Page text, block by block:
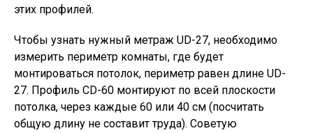
этих профилей.
Чтобы узнать нужный метраж UD-27, необходимо
измерить периметр комнаты, где будет
монтироваться потолок, периметр равен длине UD-
27. Профиль CD-60 монтируют по всей плоскости
потолка, через каждые 60 или 40 см (посчитать
общую длину не составит труда). Советую